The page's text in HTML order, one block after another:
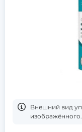
Bнешний вид
изображённого.